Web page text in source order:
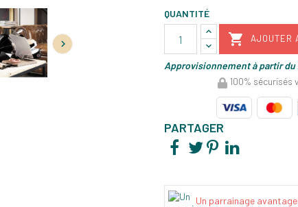

QUANTITÉ
 AJOUTER
Approvisionnement à partir du
100% sécurisés
PARTAGER
Un parrainage